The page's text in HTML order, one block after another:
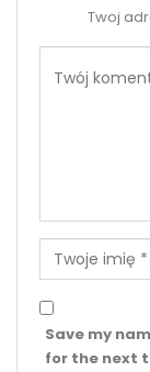
Twoj
Save my
for the next